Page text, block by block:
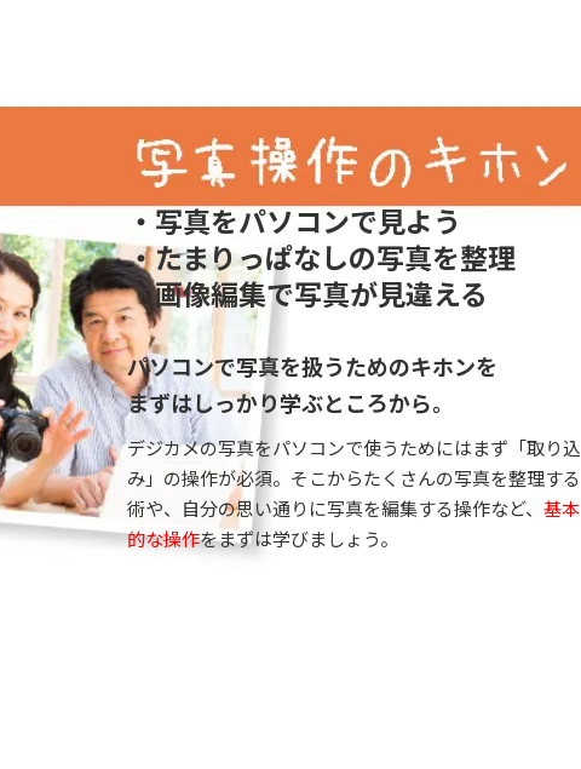
・写真をパソコンで見よう
・たまりっぱなしの写真を整理
・画像編集で写真が見違える
パソコンで写真を扱うためのキホンを
まずはしっかり学ぶところから。
デジカメの写真をパソコンで使うためにはまず「取り込
み」の操作が必須。そこからたくさんの写真を整理する
術や、自分の思い通りに写真を編集する操作など、 基本
的な操作をまずは学びましょう。